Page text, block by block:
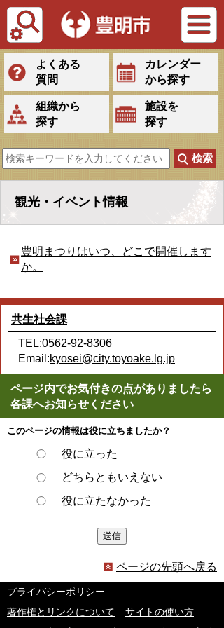
Tiếng Việt
よくある
質問
カレンダー
から探す
組織から
探す
施設を
探す
観光・イベント情報
豊明まつりはいつ、どこで開催します
か。
共生社会課
TEL:0562-92-8306
Email:kyosei@city.toyoake.lg.jp
ページ内でお気付きの点がありましたら
各課へお知らせください
このページの情報は役に立ちましたか？
役に立った
どちらともいえない
役に立たなかった
ページの先頭へ戻る
プライバシーポリシー
著作権とリンクについて
サイトの使い方